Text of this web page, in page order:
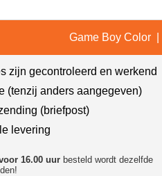
Game Boy Color |
zijn gecontroleerd en werkend
(tenzij anders aangegeven)
(briefpost)
levering
16.00 uur besteld wordt dezelfde